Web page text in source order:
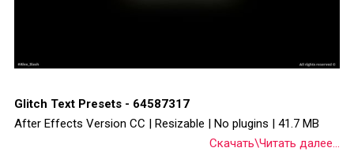
Glitch Text Presets - 64587317
After Effects Version CC | Resizable | No plugins | 41.7 MB
Скачать\Читать далее...